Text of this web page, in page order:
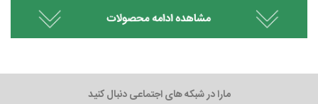
مارا در شبکه های اجتماعی دنبال کنید